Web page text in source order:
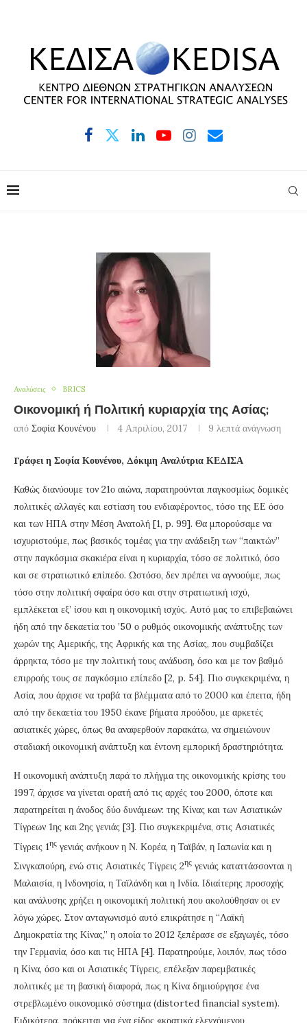
Αναλύσεις BRICS
Οικονομική ή Πολιτική κυριαρχία της Ασίας;
από Σοφία Κουνένου 4 Απριλίου, 2017 9 λεπτά ανάγνωση
Γράφει η Σοφία Κουνένου, Δόκιμη Αναλύτρια ΚΕΔΙΣΑ
Καθώς διανύουμε τον 21ο αιώνα, παρατηρούνται παγκοσμίως δομικές
πολιτικές αλλαγές και εστίαση του ενδιαφέροντος, τόσο της ΕΕ όσο
και των ΗΠΑ στην Μέση Ανατολή [1, p. 99]. Θα μπορούσαμε να
ισχυριστούμε, πως βασικός τομέας για την ανάδειξη των “παικτών”
στην παγκόσμια σκακιέρα είναι η κυριαρχία, τόσο σε πολιτικό, όσο
και σε στρατιωτικό επίπεδο. Ωστόσο, δεν πρέπει να αγνοούμε, πως
τόσο στην πολιτική σφαίρα όσο και στην στρατιωτική ισχύ,
εμπλέκεται εξ’ ίσου και η οικονομική ισχύς. Αυτό μας το επιβεβαιώνει
ήδη από την δεκαετία του ’50 ο ρυθμός οικονομικής ανάπτυξης των
χωρών της Αμερικής, της Αφρικής και της Ασίας, που συμβαδίζει
άρρηκτα, τόσο με την πολιτική τους ανάδυση, όσο και με τον βαθμό
επιρροής τους σε παγκόσμιο επίπεδο [2, p. 54]. Πιο συγκεκριμένα, η
Ασία, που άρχισε να τραβά τα βλέμματα από το 2000 και έπειτα, ήδη
από την δεκαετία του 1950 έκανε βήματα προόδου, με αρκετές
ασιατικές χώρες, όπως θα αναφερθούν παρακάτω, να σημειώνουν
σταδιακή οικονομική ανάπτυξη και έντονη εμπορική δραστηριότητα.
Η οικονομική ανάπτυξη παρά το πλήγμα της οικονομικής κρίσης του
1997, άρχισε να γίνεται ορατή από τις αρχές του 2000, όποτε και
παρατηρείται η άνοδος δύο δυνάμεων: της Κίνας και των Ασιατικών
Τίγρεων 1ης και 2ης γενιάς [3]. Πιο συγκεκριμένα, στις Ασιατικές
Τίγρεις 1ης γενιάς ανήκουν η Ν. Κορέα, η Ταϊβάν, η Ιαπωνία και η
Σινγκαπούρη, ενώ στις Ασιατικές Τίγρεις 2ης γενιάς καταττάσσονται η
Μαλαισία, η Ινδονησία, η Ταϊλάνδη και η Ινδία. Ιδιαίτερης προσοχής
και ανάλυσης χρήζει η οικονομική πολιτική που ακολούθησαν οι εν
λόγω χώρες. Στον ανταγωνισμό αυτό επικράτησε η “Λαϊκή
Δημοκρατία της Κίνας,” η οποία το 2012 ξεπέρασε σε εξαγωγές, τόσο
την Γερμανία, όσο και τις ΗΠΑ [4]. Παρατηρούμε, λοιπόν, πως τόσο
η Κίνα, όσο και οι Ασιατικές Τίγρεις, επέλεξαν παρεμβατικές
πολιτικές με τη βασική διαφορά, πως η Κίνα δημιούργησε ένα
στρεβλωμένο οικονομικό σύστημα (distorted financial system).
Ειδικότερα, πρόκειται για ένα είδος «κρατικά ελεγχόμενου